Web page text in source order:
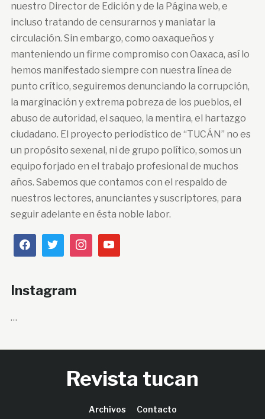
nuestro Director de Edición y de la Página web, e
incluso tratando de censurarnos y maniatar la
circulación. Sin embargo, como oaxaqueños y
manteniendo un firme compromiso con Oaxaca, así lo
hemos manifestado siempre con nuestra línea de
punto crítico, seguiremos denunciando la corrupción,
la marginación y extrema pobreza de los pueblos, el
abuso de autoridad, el saqueo, la mentira, el hartazgo
ciudadano. El proyecto periodístico de “TUCÁN” no es
un propósito sexenal, ni de grupo político, somos un
equipo forjado en el trabajo profesional de muchos
años. Sabemos que contamos con el respaldo de
nuestros lectores, anunciantes y suscriptores, para
seguir adelante en ésta noble labor.
Instagram
…
Revista tucan
Archivos Contacto